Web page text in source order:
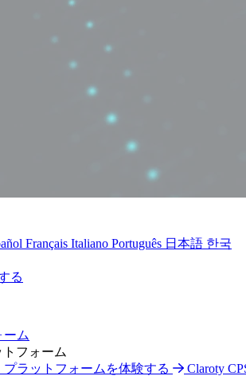
Français Italiano Português 日本語 한국
る
ーム
トフォーム
プラットフォームを体験する
Claroty